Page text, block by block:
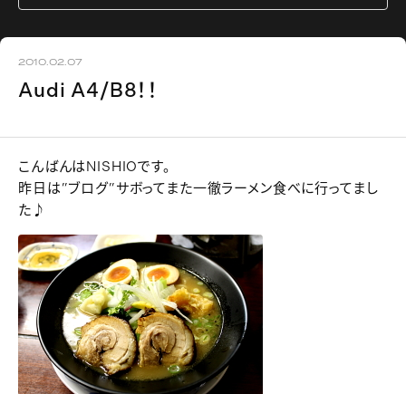
2010.02.07
Audi A4/B8！！
こんばんはNISHIOです。
昨日は”ブログ”サボってまた一徹ラーメン食べに行ってまし
た♪